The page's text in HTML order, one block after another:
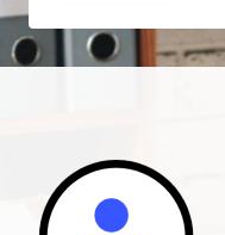
SA